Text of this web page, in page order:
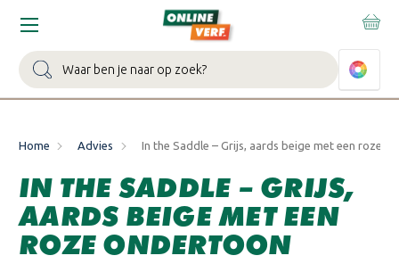
Zoeken
Home Advies In the Saddle – Grijs, aards beige met een roze
IN THE SADDLE – GRIJS,
AARDS BEIGE MET EEN
ROZE ONDERTOON